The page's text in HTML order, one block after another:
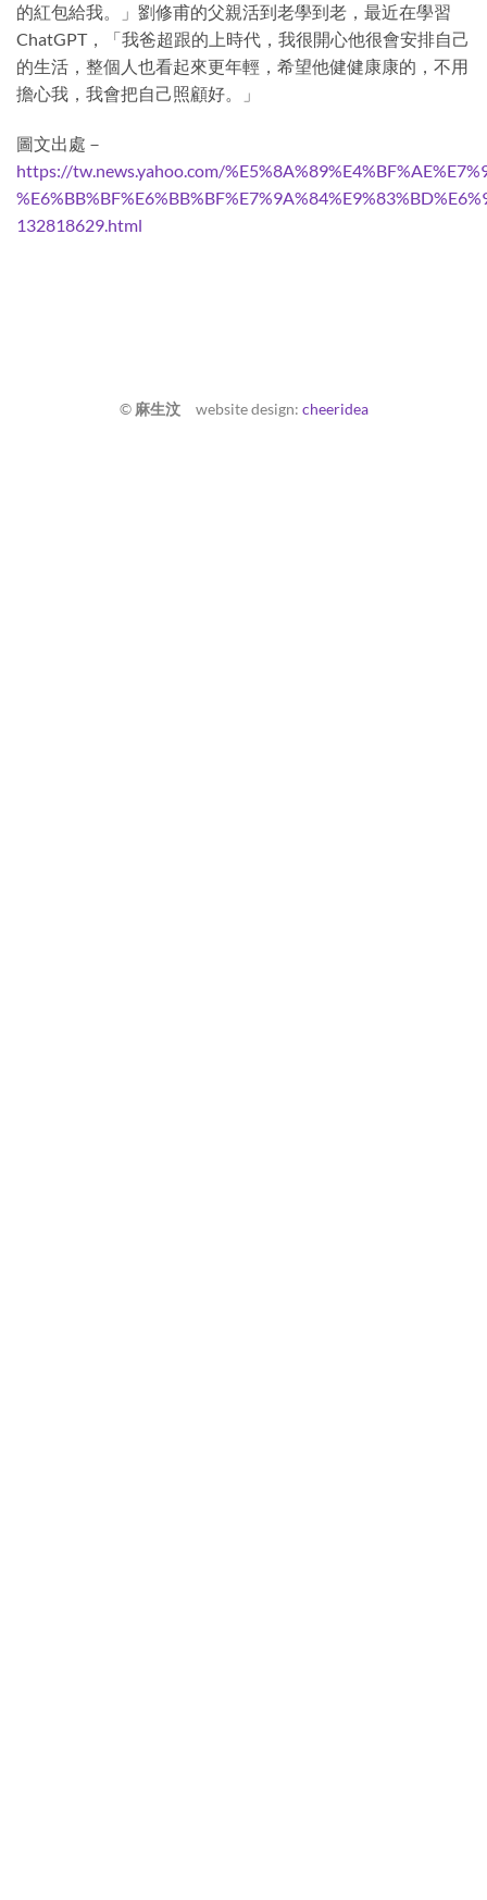
的紅包給我。」劉修甫的父親活到老學到老，最近在學習
ChatGPT，「我爸超跟的上時代，我很開心他很會安排自己
的生活，整個人也看起來更年輕，希望他健健康康的，不用
擔心我，我會把自己照顧好。」
圖文出處－
https://tw.news.yahoo.com/
132818629.html
© 麻生汶website design: cheeridea